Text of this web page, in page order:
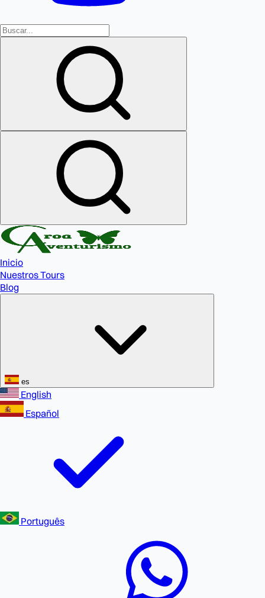
Inicio
Nuestros Tours
Blog
es
English
Español
Português